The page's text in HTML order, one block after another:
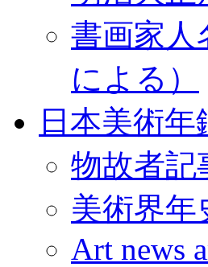
書画家人
による）
日本美術年
物故者記
美術界年
Art news